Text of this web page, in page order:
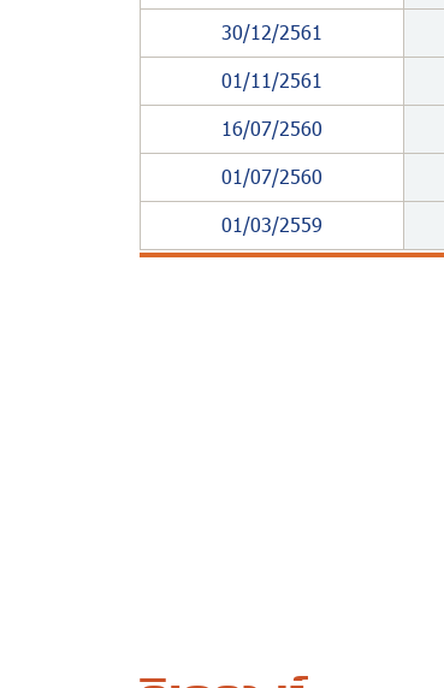
30/12/2561
01/11/2561
16/07/2560
01/07/2560
01/03/2559